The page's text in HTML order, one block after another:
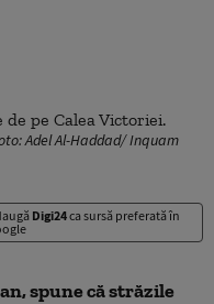
Adel Al-Haddad/ Inquam
Digi24ca sursă preferată în
spune că străzile